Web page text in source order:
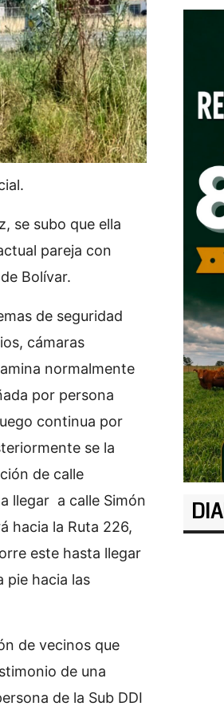
se subo que ella
pareja con
Bolívar.
de seguridad
cámaras
normalmente
por persona
continua por
se la
de calle
llegar a calle Simón
hacia la Ruta 226,
este hasta llegar
pie hacia las
de vecinos que
de una
de la Sub DDI